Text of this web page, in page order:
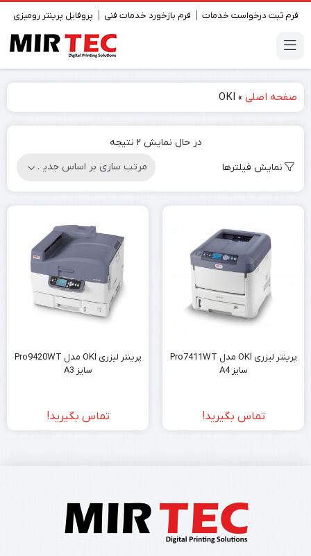
فرم ثبت درخواست خدمات فرم بازخورد خدمات فنی پروفایل پرینتر رومیزی
صفحه اصلی »
OKI
در حال نمایش 2 نتیجه
نمایش فیلترها
پرینتر لیزری OKI مدل Pro7411WT
سایز A4
تماس بگیرید!
پرینتر لیزری OKI مدل Pro9420WT
سایز A3
تماس بگیرید!